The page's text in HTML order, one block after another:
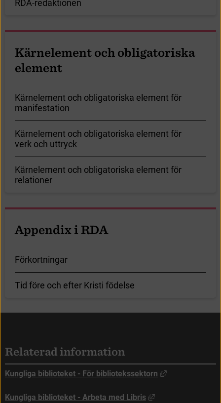
RDA-redaktionen
Kärnelementochobligatoriska
element
Kärne ement och ob igatoriska e ement för
manifestation
Kärne ement och ob igatoriska e ement för
verk och uttryck
Kärne ement och ob igatoriska e ement för
re ationer
Appendix i RDA
Förkortningar
Tid före och efter Kristi föde se
Relaterad information
Kungliga biblioteket - För bibliotekssektorn Länk till annan
Kungliga biblioteket - Arbeta med Libris Länk till annan